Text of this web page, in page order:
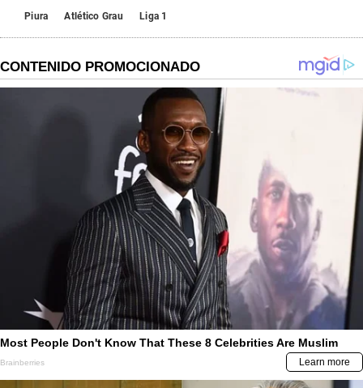
Piura Atlético Grau Liga 1